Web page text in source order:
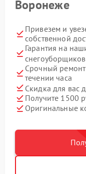
Воронеже
Привезем и
собственной
Гарантия на
Срочный
течении часа
Скидка для вас
Получите 1500
Оригинальные